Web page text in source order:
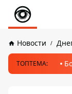
Новости
ТОПТЕМА: